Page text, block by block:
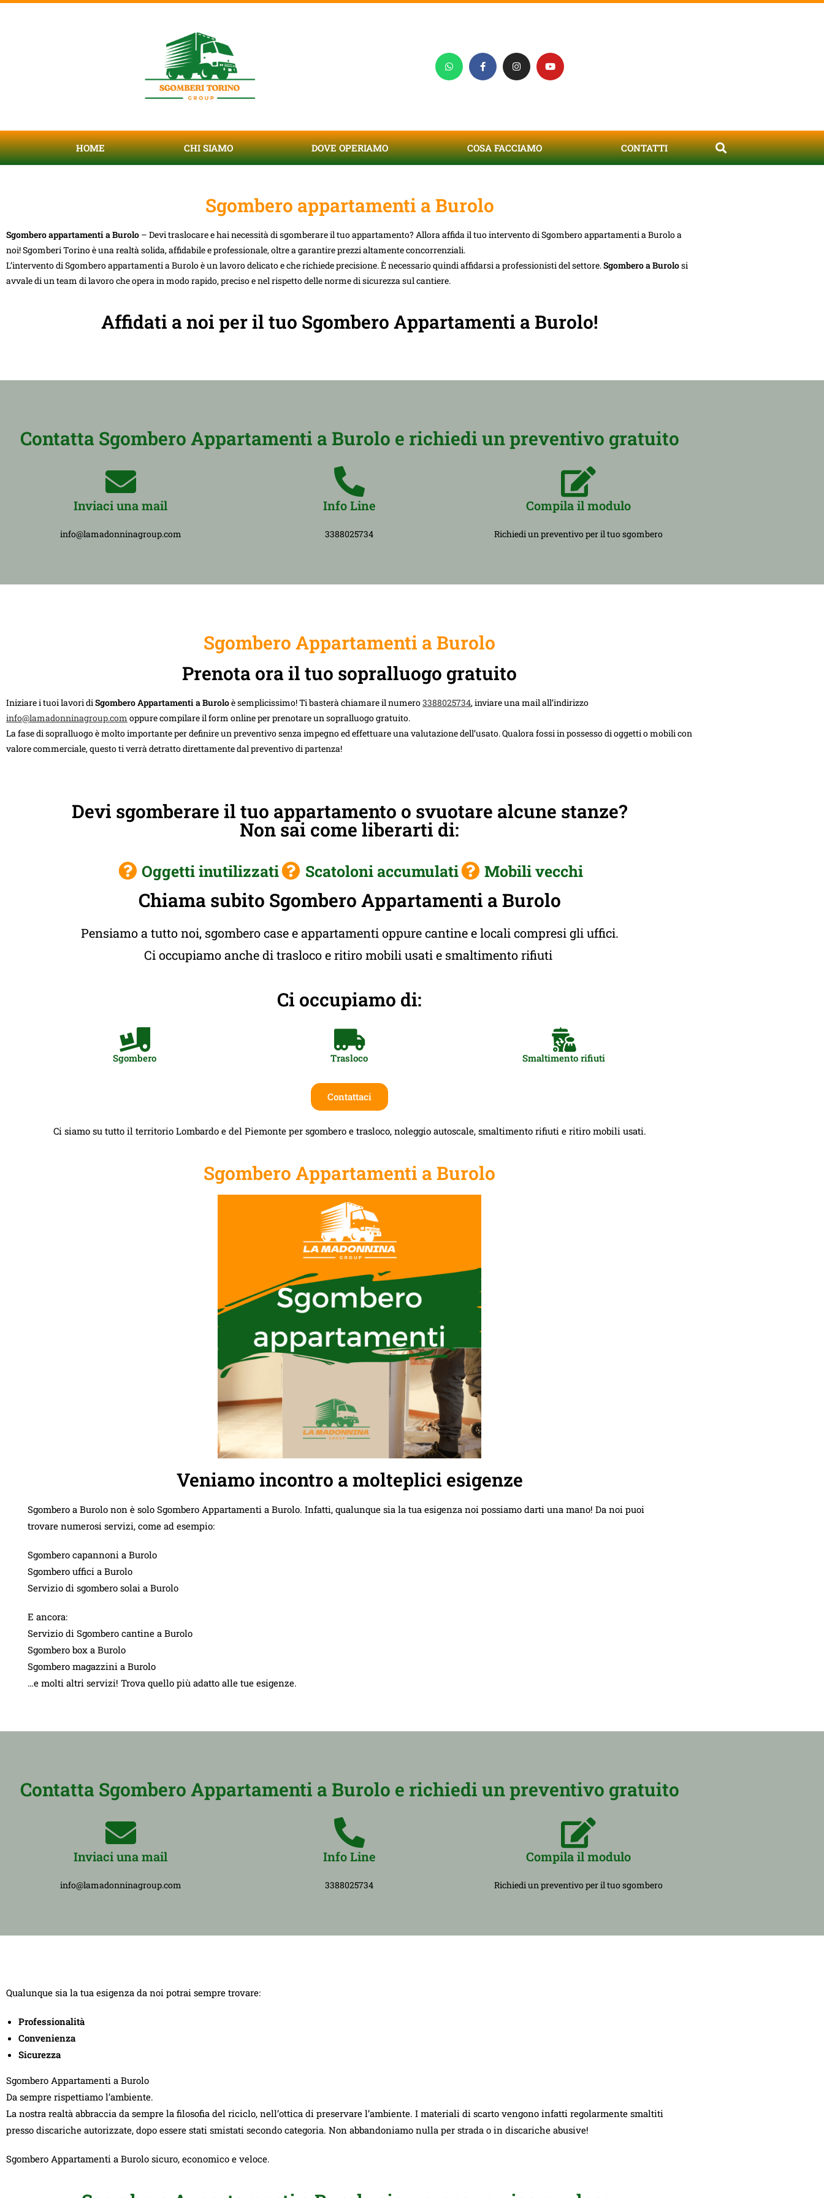
HOME CHI SIAMO DOVE OPERIAMO COSA FACCIAMO CONTATTI
Sgombero appartamenti a Burolo
Sgombero appartamenti a Burolo – Devi traslocare e hai necessità di sgomberare il tuo appartamento? Allora affida il tuo intervento di Sgombero appartamenti a Burolo a
noi! Sgomberi Torino è una realtà solida, affidabile e professionale, oltre a garantire prezzi altamente concorrenziali.
L’intervento di Sgombero appartamenti a Burolo è un lavoro delicato e che richiede precisione. È necessario quindi affidarsi a professionisti del settore.Sgombero a Burolosi
avvale di un team di lavoro che opera in modo rapido, preciso e nel rispetto delle norme di sicurezza sul cantiere.
Affidati a noi per il tuo Sgombero Appartamenti a Burolo!
Contatta Sgombero Appartamenti a Burolo e richiedi un preventivo gratuito
Inviaci una mail
info@lamadonninagroup.com
Info Line
3388025734
Compila il modulo
Richiedi un preventivo per il tuo sgombero
Sgombero Appartamenti a Burolo
Prenota ora il tuo sopralluogo gratuito
Iniziare i tuoi lavori di Sgombero Appartamenti a Buroloè semplicissimo! Ti basterà chiamare il numero3388025734, inviare una mail all’indirizzo
info@lamadonninagroup.com oppure compilare il form online per prenotare un sopralluogo gratuito.
La fase di sopralluogo è molto importante per definire un preventivo senza impegno ed effettuare una valutazione dell’usato. Qualora fossi in possesso di oggetti o mobili con
valore commerciale, questo ti verrà detratto direttamente dal preventivo di partenza!
Devi sgomberare il tuo appartamento o svuotare alcune stanze?
Non sai come liberarti di:
Oggetti inutilizzati Scatoloni accumulati Mobili vecchi
Chiama subito Sgombero Appartamenti a Burolo
Pensiamo a tutto noi, sgombero case e appartamenti oppure cantine e locali compresi gli uffici.
Ci occupiamo anche di trasloco e ritiro mobili usati e smaltimento rifiuti
Ci occupiamo di:
Sgombero Trasloco Smaltimento rifiuti
Contattaci
Ci siamo su tutto il territorio Lombardo e del Piemonte per sgombero e trasloco, noleggio autoscale, smaltimento rifiuti e ritiro mobili usati.
Sgombero Appartamenti a Burolo
Veniamo incontro a molteplici esigenze
Sgombero a Burolo non è solo Sgombero Appartamenti a Burolo. Infatti, qualunque sia la tua esigenza noi possiamo darti una mano! Da noi puoi
trovare numerosi servizi, come ad esempio:
Sgombero capannoni a Burolo
Sgombero uffici a Burolo
Servizio di sgombero solai a Burolo
E ancora:
Servizio di Sgombero cantine a Burolo
Sgombero box a Burolo
Sgombero magazzini a Burolo
…e molti altri servizi! Trova quello più adatto alle tue esigenze.
Contatta Sgombero Appartamenti a Burolo e richiedi un preventivo gratuito
Inviaci una mail
info@lamadonninagroup.com
Info Line
3388025734
Compila il modulo
Richiedi un preventivo per il tuo sgombero
Qualunque sia la tua esigenza da noi potrai sempre trovare:
Professionalità
Convenienza
Sicurezza
Sgombero Appartamenti a Burolo
Da sempre rispettiamo l’ambiente.
La nostra realtà abbraccia da sempre la filosofia del riciclo, nell’ottica di preservare l’ambiente. I materiali di scarto vengono infatti regolarmente smaltiti
presso discariche autorizzate, dopo essere stati smistati secondo categoria. Non abbandoniamo nulla per strada o in discariche abusive!
Sgombero Appartamenti a Burolo sicuro, economico e veloce.